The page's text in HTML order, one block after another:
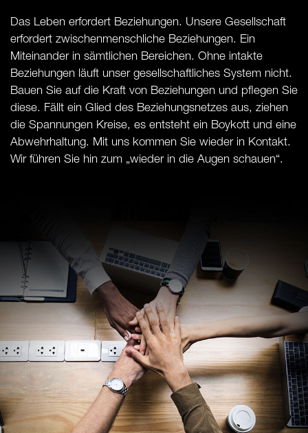
Das Leben erfordert Beziehungen. Unsere Gesellschaft
erfordert zwischenmenschliche Beziehungen. Ein
Miteinander in sämtlichen Bereichen. Ohne intakte
Beziehungen läuft unser gesellschaftliches System nicht.
Bauen Sie auf die Kraft von Beziehungen und pflegen Sie
diese. Fällt ein Glied des Beziehungsnetzes aus, ziehen
die Spannungen Kreise, es entsteht ein Boykott und eine
Abwehrhaltung. Mit uns kommen Sie wieder in Kontakt.
Wir führen Sie hin zum „wieder in die Augen schauen“.